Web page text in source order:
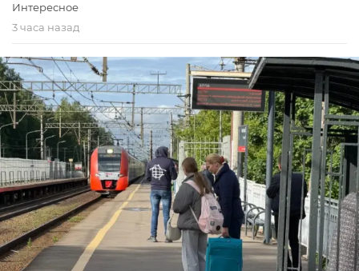
Интересное
3 часа назад